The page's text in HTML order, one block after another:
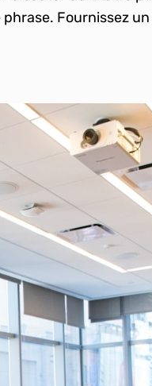
Fournissez